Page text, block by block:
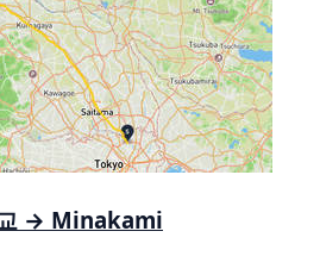
→ Minakami